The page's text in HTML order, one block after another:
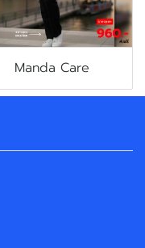
Manda Care